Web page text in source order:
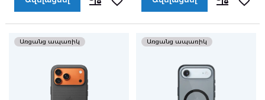
Առցանց ապառիկ Առցանց ապառիկ